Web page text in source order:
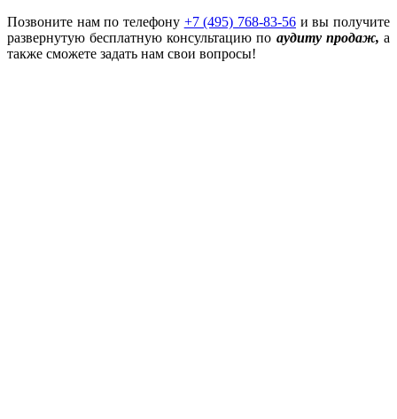
Позвоните нам по телефону +7 (495) 768-83-56 и вы получите
развернутую бесплатную консультацию по аудиту продаж,а
также сможете задать нам свои вопросы!